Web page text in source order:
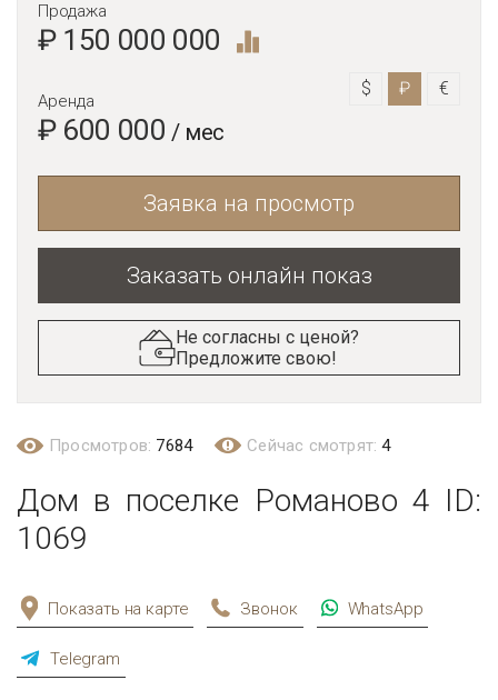
Продажа
₽ 150 000 000
Аренда
₽ 600 000 / мес
$ ₽ €
Заявка на просмотр
Заказать онлайн показ
Не согласны с ценой?
Предложите свою!
Просмотров: 7684 Сейчас смотрят:4
Дом в поселке Романово 4 ID:
1069
Показать на карте Звонок WhatsApp
Telegram